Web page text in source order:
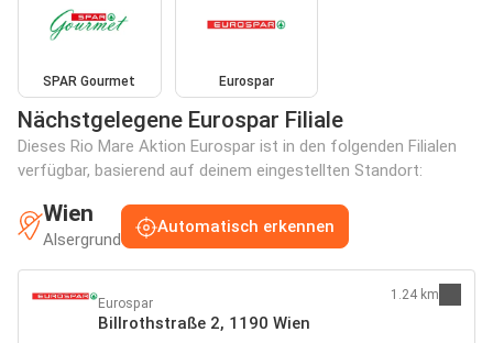
SPAR Gourmet Eurospar
Nächstgelegene Eurospar Filiale
Dieses Rio Mare Aktion Eurospar ist in den folgenden Filialen
verfügbar, basierend auf deinem eingestellten Standort:
Wien
Alsergrund
Automatisch erkennen
Eurospar
Billrothstraße 2, 1190 Wien
1.24 km